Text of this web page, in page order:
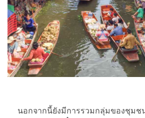
นอกจากนี้ยังมีการรวมกลุ่มของชุมชน